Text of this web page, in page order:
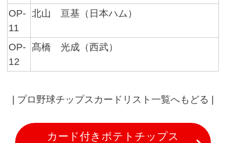
OP-
11
北山 亘基（日本ハム）
OP-
12
髙橋 光成（西武）
プロ野球チップスカードリスト一覧へもどる
カード付きポテトチップス